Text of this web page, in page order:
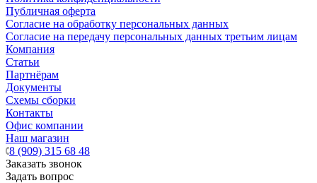
Публичная оферта
Согласие на обработку персональных данных
Согласие на передачу персональных данных третьим лицам
Компания
Статьи
Партнёрам
Документы
Схемы сборки
Контакты
Офис компании
Наш магазин
8 (909) 315 68 48
Заказать звонок
Задать вопрос